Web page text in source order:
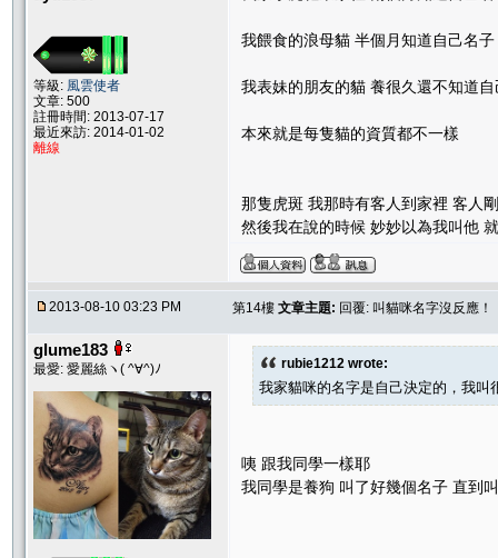
等級: 風雲使者
文章: 500
註冊時間: 2013-07-17
最近來訪: 2014-01-02
離線
我餵食的浪母貓 半個月知道自己名子
我表妹的朋友的貓 養很久還不知道
本來就是每隻貓的資質都不一樣
那隻虎斑 我那時有客人到家裡 客人
然後我在說的時候 妙妙以為我叫他
2013-08-10 03:23 PM 第14樓 文章主題: 回覆: 叫貓咪名字沒反應！
glume183
最愛: 愛麗絲ヽ( ^∀^)ﾉ rubie1212 wrote:
我家貓咪的名字是自己決定的，我
咦 跟我同學一樣耶
我同學是養狗 叫了好幾個名子 直到